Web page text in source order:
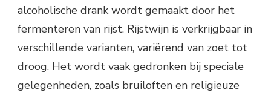
alcoholische drank wordt gemaakt door het
fermenteren van rijst. Rijstwijn is verkrijgbaar in
verschillende varianten, variërend van zoet tot
droog. Het wordt vaak gedronken bij speciale
gelegenheden, zoals bruiloften en religieuze